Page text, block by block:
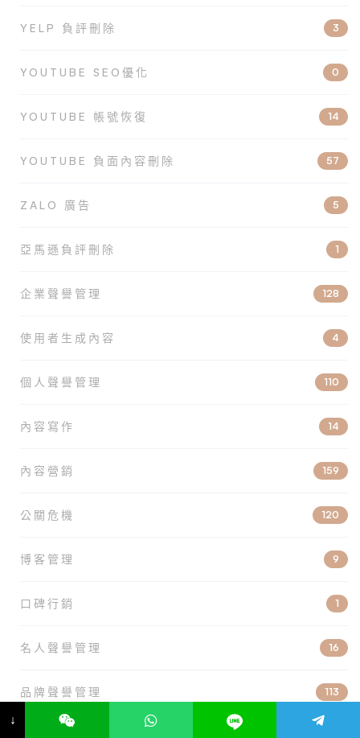
YELP 負評刪除 3
YOUTUBE SEO優化 0
YOUTUBE 帳號恢復 14
YOUTUBE 負面內容刪除 57
ZALO 廣告 5
亞馬遜負評刪除 1
企業聲譽管理 128
使用者生成內容 4
個人聲譽管理 110
內容寫作 14
內容營銷 159
公關危機 120
博客管理 9
口碑行銷 1
名人聲譽管理 16
品牌聲譽管理 113
↓